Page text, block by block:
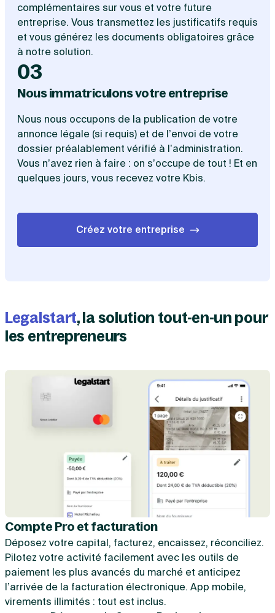
complémentaires sur vous et votre future
entreprise. Vous transmettez les justificatifs requis
et vous générez les documents obligatoires grâce
à notre solution.
03
Nous immatriculons votre entreprise
Nous nous occupons de la publication de votre
annonce légale (si requis) et de l’envoi de votre
dossier préalablement vérifié à l’administration.
Vous n’avez rien à faire : on s’occupe de tout ! Et en
quelques jours, vous recevez votre Kbis.
Créez votre entreprise
Legalstart, la solution tout-en-un pour
les entrepreneurs
Compte Pro et facturation
Déposez votre capital, facturez, encaissez, réconciliez.
Pilotez votre activité facilement avec les outils de
paiement les plus avancés du marché et anticipez
l’arrivée de la facturation électronique. App mobile,
virements illimités : tout est inclus.